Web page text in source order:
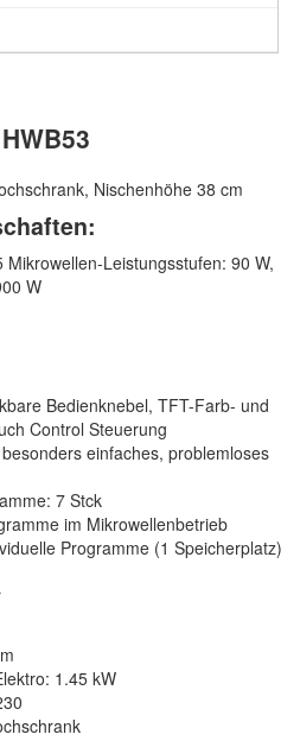
Nischenhöhe 38 cm
Mikrowellen-Leistungsstufen: 90 W,
W
Bedienknebel, TFT-Farb- und
Control Steuerung
einfaches, problemloses
7 Stck
im Mikrowellenbetrieb
Programme (1 Speicherplatz)
1.45 kW